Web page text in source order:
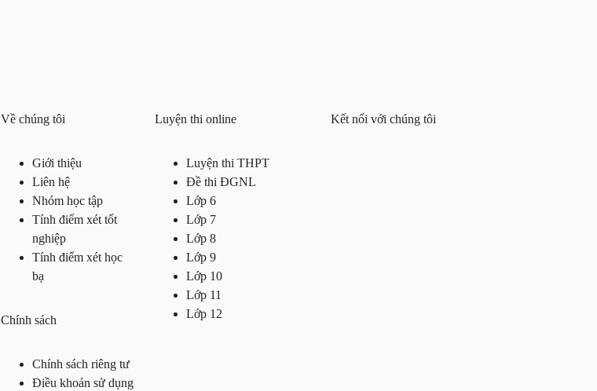
Về chúng tôi
Giới thiệu
Liên hệ
Nhóm học tập
Tính điểm xét tốt
nghiệp
Tính điểm xét học
bạ
Chính sách
Chính sách riêng tư
Điều khoản sử dụng
Luyện thi online
Luyện thi THPT
Đề thi ĐGNL
Lớp 6
Lớp 7
Lớp 8
Lớp 9
Lớp 10
Lớp 11
Lớp 12
Kết nối với chúng tôi